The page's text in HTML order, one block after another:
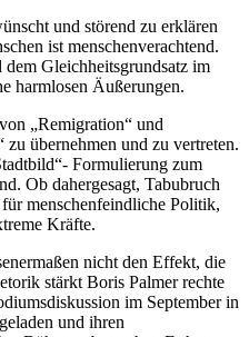
und störend zu erklären
ist menschenverachtend.
Gleichheitsgrundsatz im
harmlosen Äußerungen.
„Remigration“ und
übernehmen und zu vertreten.
Formulierung zum
Ob dahergesagt, Tabubruch
menschenfeindliche Politik,
Kräfte.
nicht den Effekt, die
stärkt Boris Palmer rechte
im September in
und ihren